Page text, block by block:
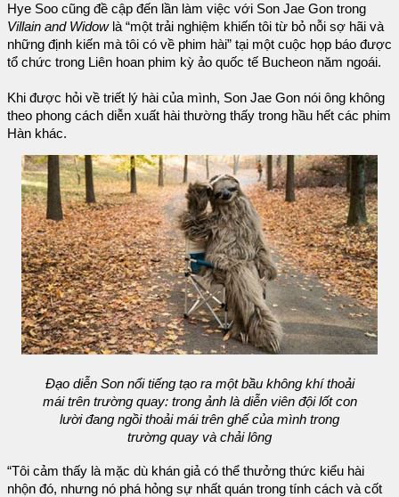
Hye Soo cũng đề cập đến lần làm việc với Son Jae Gon trong
Villain and Widowlà “một trải nghiệm khiến tôi từ bỏ nỗi sợ hãi và
những định kiến mà tôi có về phim hài” tại một cuộc họp báo được
tổ chức trong Liên hoan phim kỳ ảo quốc tế Bucheon năm ngoái.
Khi được hỏi về triết lý hài của mình, Son Jae Gon nói ông không
theo phong cách diễn xuất hài thường thấy trong hầu hết các phim
Hàn khác.
Đạo diễn Son nổi tiếng tạo ra một bầu không khí thoải
mái trên trường quay: trong ảnh là diễn viên đội lốt con
lười đang ngồi thoải mái trên ghế của mình trong
trường quay và chải lông
“Tôi cảm thấy là mặc dù khán giả có thể thưởng thức kiểu hài
nhộn đó, nhưng nó phá hỏng sự nhất quán trong tính cách và cốt